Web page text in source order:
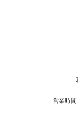
営業時間